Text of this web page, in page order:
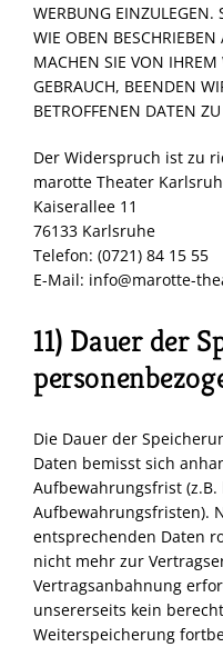
WERBUNG EINZULEGEN.
WIE OBEN BESCHRIEBEN
MACHEN SIE VON IHREM
GEBRAUCH, BEENDEN
BETROFFENEN DATEN ZU
Der Widerspruch ist zu
marotte Theater
Kaiserallee 11
76133 Karlsruhe
Telefon: (0721) 84 15 55
E-Mail: info@marotte-
11) Dauer der
Die Dauer der
Daten bemisst sich
Aufbewahrungsfrist
Aufbewahrungsfristen).
entsprechenden Daten
nicht mehr zur
Vertragsanbahnung
unsererseits kein
Weiterspeicherung